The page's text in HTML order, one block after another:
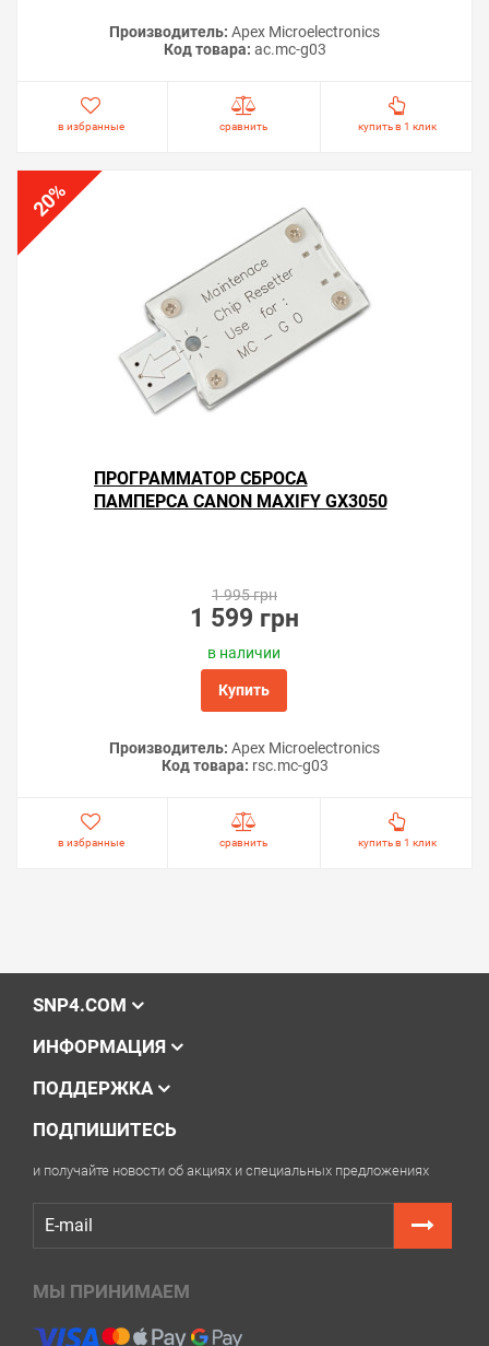
Производитель: Apex Microelectronics
Код товара: ac.mc-g03
в избранные сравнить купить в 1 клик
20
%
ПРОГРАММАТОР СБРОСА
ПАМПЕРСА CANON MAXIFY GX3050
1 995 грн
1 599 грн
в наличии
Купить
Производитель: Apex Microelectronics
Код товара: rsс.mc-g03
в избранные сравнить купить в 1 клик
SNP4.COM
ИНФОРМАЦИЯ
ПОДДЕРЖКА
ПОДПИШИТЕСЬ
и получайте новости об акциях и специальных предложениях
МЫ ПРИНИМАЕМ